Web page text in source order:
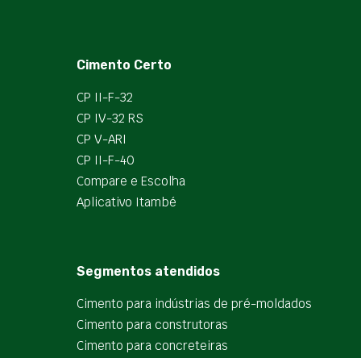
Cimento Certo
CP II-F-32
CP IV-32 RS
CP V-ARI
CP II-F-40
Compare e Escolha
Aplicativo Itambé
Segmentos atendidos
Cimento para indústrias de pré-moldados
Cimento para construtoras
Cimento para concreteiras